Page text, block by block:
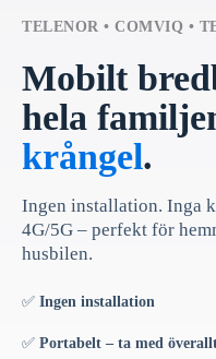
TELENOR • COMVIQ •
Mobilt
hela
krångel.
Ingen installation. Inga
4G/5G – perfekt för
husbilen.
✅ Ingen installation
✅ Portabelt – ta med